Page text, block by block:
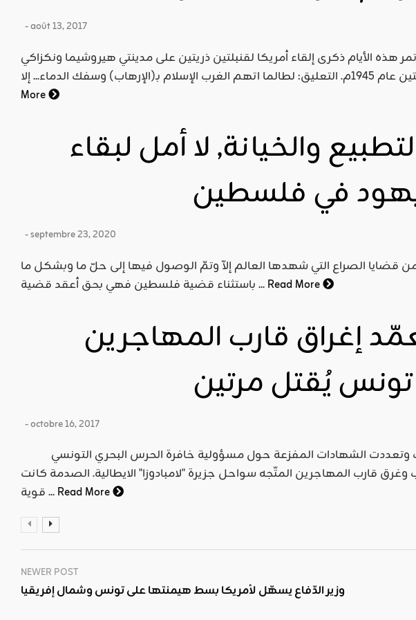
- août 13, 2017
تمر هذه الأيام ذكرى إلقاء أمريكا لقنبلتين ذريتين على مدينتي هيروشيما ونكزاكي
More
والخيانة, لا أمل لبقاء
في فلسطين
- septembre 23, 2020
قضايا الصراع التي شهدها العالم إلاّ وتمّ الوصول فيها إلى حلّ ما وبشكل ما
باستثناء قضية فلسطين فهي بحق أعقد قضية ...Read More
إغراق قارب المهاجرين
يُقتل مرتين
- octobre 16, 2017
وغرق قارب المهاجرين المتّجه سواحل جزيرة "لامبادوزا" الايطالية. الصدمة كانت
قوية ...Read More
NEWER POST
وزير الدّفاع يسهّل لأمريكا بسط هيمنتها على تونس وشمال إفريقيا